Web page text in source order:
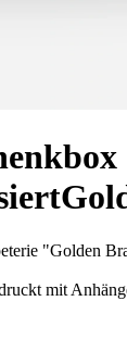
"Golden
mit